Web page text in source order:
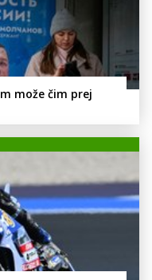
može čim prej